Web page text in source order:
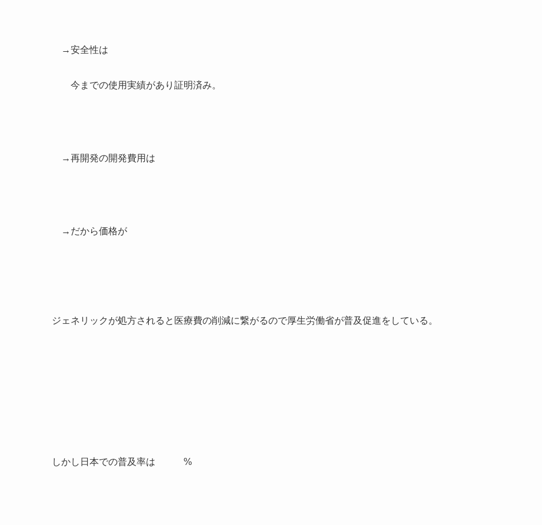
→安全性は
今までの使用実績があり証明済み。
→再開発の開発費用は
→だから価格が
ジェネリックが処方されると医療費の削減に繋がるので厚生労働省が普及促進をしている。
しかし日本での普及率は %